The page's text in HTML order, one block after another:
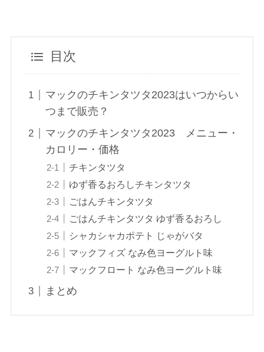
目次
マックのチキンタツタ2023はいつからい
つまで販売？
マックのチキンタツタ2023 メニュー・
カロリー・価格
チキンタツタ
ゆず香るおろしチキンタツタ
ごはんチキンタツタ
ごはんチキンタツタ ゆず香るおろし
シャカシャカポテト じゃがバタ
マックフィズ なみ色ヨーグルト味
マックフロート なみ色ヨーグルト味
まとめ